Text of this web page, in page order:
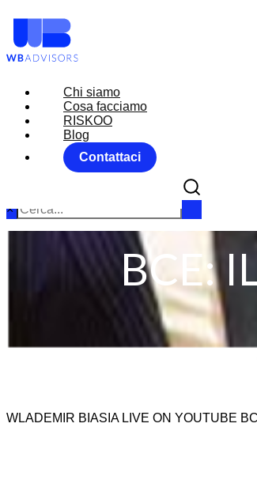
Chi siamo
Cosa facciamo
RISKOO
Blog
Contattaci
Chi siamo
Cosa facciamo
RISKOO
Blog
Contattaci
×
BCE:
WLADEMIR BIASIA LIVE ON YOUTUBE